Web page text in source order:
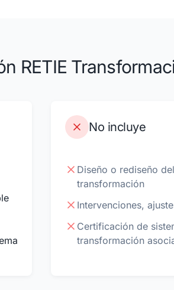
RETIE
No incluye
Diseño o rediseño
transformación
Intervenciones,
Certificación de
transformación